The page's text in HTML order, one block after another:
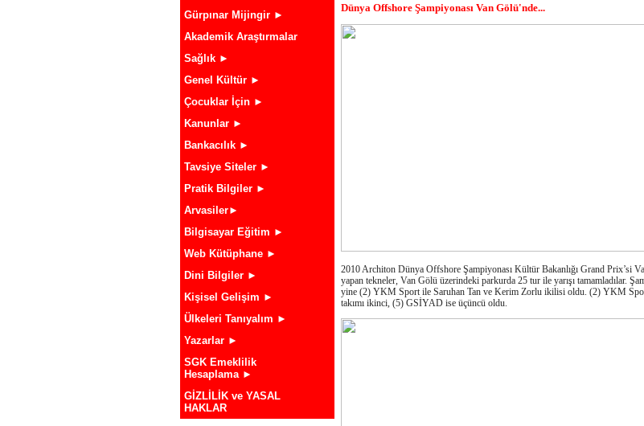
Gürpınar Mijingir ►
Akademik Araştırmalar
Sağlık ►
Genel Kültür ►
Çocuklar İçin ►
Kanunlar ►
Bankacılık ►
Tavsiye Siteler ►
Pratik Bilgiler ►
Arvasiler►
Bilgisayar Eğitim ►
Web Kütüphane ►
Dini Bilgiler ►
Kişisel Gelişim ►
Ülkeleri Tanıyalım ►
Yazarlar ►
SGK Emeklilik
Hesaplama ►
GİZLİLİK ve YASAL
HAKLAR
Dünya Offshore Şampiyonası Van Gölü'nde...
2010 Architon Dünya Offshore Şampiyonası Kültür Bakanlığı Grand Prix’si
yapan tekneler, Van Gölü üzerindeki parkurda 25 tur ile yarışı tamamladılar.
yine (2) YKM Sport ile Saruhan Tan ve Kerim Zorlu ikilisi oldu. (2) YKM
takımı ikinci, (5) GSİYAD ise üçüncü oldu.